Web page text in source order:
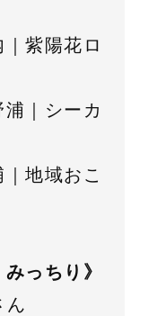
紫陽花ロ
｜シーカ
地域おこ
っちり》
ん